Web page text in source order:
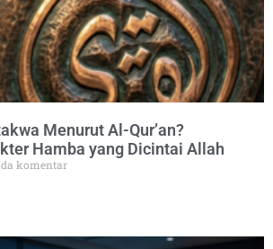
Menurut Al-Qur’an?
Hamba yang Dicintai Allah
komentar